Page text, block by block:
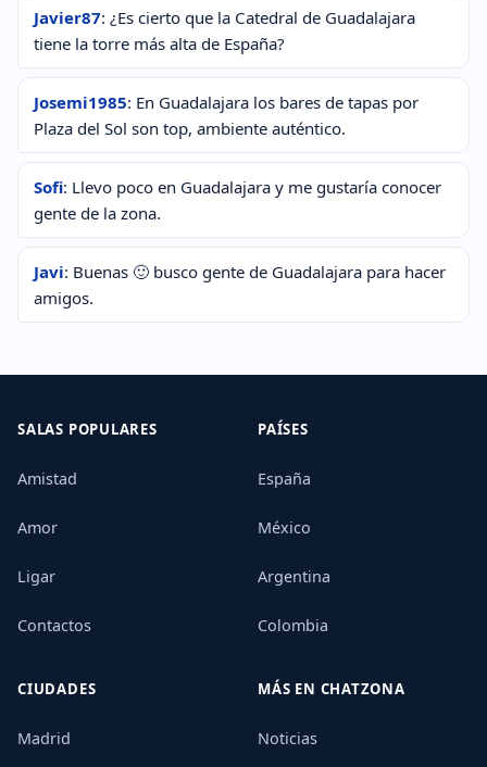
Javier87: ¿Es cierto que la Catedral de Guadalajara
tiene la torre más alta de España?
Josemi1985: En Guadalajara los bares de tapas por
Plaza del Sol son top, ambiente auténtico.
Sofi: Llevo poco en Guadalajara y me gustaría conocer
gente de la zona.
Javi: Buenas 🙂 busco gente de Guadalajara para hacer
amigos.
SALAS POPULARES
Amistad
Amor
Ligar
Contactos
PAÍSES
España
México
Argentina
Colombia
CIUDADES
Madrid
MÁS EN CHATZONA
Noticias